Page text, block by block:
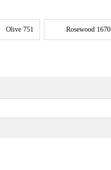
Olive 751 Rosewood 1670